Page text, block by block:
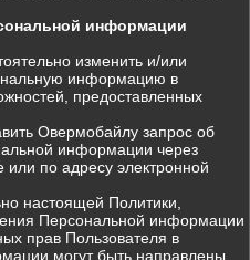
информации
изменить и/или
информацию в
предоставленных
Овермобайлу запрос об
информации через
по адресу электронной
настоящей Политики,
Персональной информации
прав Пользователя в
могут быть направлены